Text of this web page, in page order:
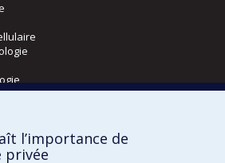
et médecine nucléaire
l’importance de
privée